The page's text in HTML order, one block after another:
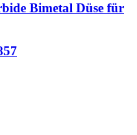
Bimetal Düse für